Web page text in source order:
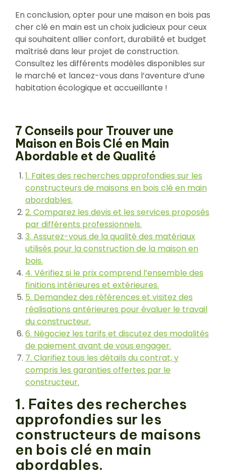
En conclusion, opter pour une maison en bois pas
cher clé en main est un choix judicieux pour ceux
qui souhaitent allier confort, durabilité et budget
maîtrisé dans leur projet de construction.
Consultez les différents modèles disponibles sur
le marché et lancez-vous dans l’aventure d’une
habitation écologique et accueillante !
7 Conseils pour Trouver une
Maison en Bois Clé en Main
Abordable et de Qualité
1. Faites des recherches approfondies sur les
constructeurs de maisons en bois clé en main
abordables.
2. Comparez les devis et les services proposés
par différents professionnels.
3. Assurez-vous de la qualité des matériaux
utilisés pour la construction de la maison en
bois.
4. Vérifiez si le prix comprend l’ensemble des
finitions intérieures et extérieures.
5. Demandez des références et visitez des
réalisations antérieures pour évaluer le travail
du constructeur.
6. Négociez les tarifs et discutez des modalités
de paiement avant de vous engager.
7. Clarifiez tous les détails du contrat, y
compris les garanties offertes par le
constructeur.
1. Faites des recherches
approfondies sur les
constructeurs de maisons
en bois clé en main
abordables.